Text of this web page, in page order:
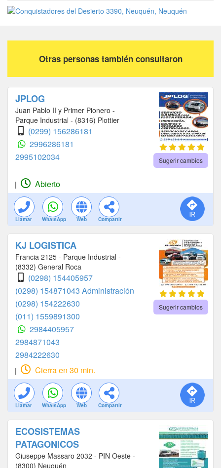
Otras personas también consultaron
JPLOG
Juan Pablo II y Primer Pionero -
Parque Industrial - (8316) Plottier
(0299) 156286181
2996286181
2995102034
Sugerir cambios
| Abierto
Llamar WhatsApp Web Compartir
KJ LOGISTICA
Francia 2125 - Parque Industrial -
(8332) General Roca
(0298) 154405957
(0298) 154871043 Administración
(0298) 154222630
(011) 1559891300
2984405957
2984871043
2984222630
Sugerir cambios
| Cierra en 30 min.
Llamar WhatsApp Web Compartir
ECOSISTEMAS
PATAGONICOS
Giuseppe Massaro 2032 - PIN Oeste -
(8300) Neuquén